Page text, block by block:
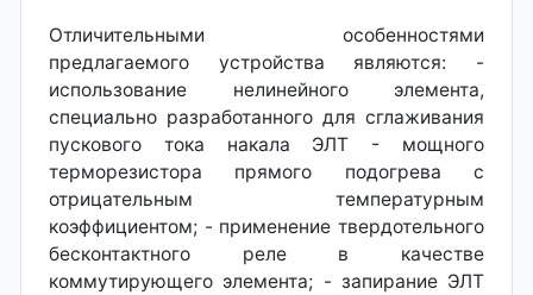
Отличительными особенностями
предлагаемого устройства являются: -
использование нелинейного элемента,
специально разработанного для сглаживания
пускового тока накала ЭЛТ - мощного
терморезистора прямого подогрева с
отрицательным температурным
коэффициентом; - применение твердотельного
бесконтактного реле в качестве
коммутирующего элемента; - запирание ЭЛТ